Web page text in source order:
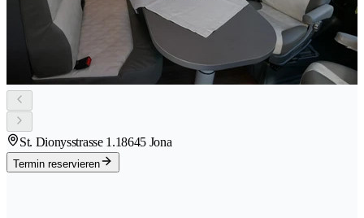
St. Dionysstrasse 1.18645 Jona
Termin reservieren